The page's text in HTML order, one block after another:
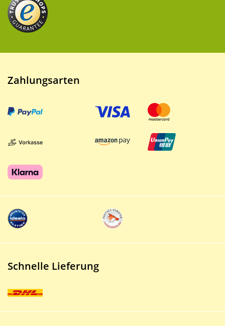
Zahlungsarten
Schnelle Lieferung